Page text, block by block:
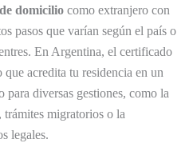
domicilio como extranjero con
pasos que varían según el país o
En Argentina, el certificado
acredita tu residencia en un
diversas gestiones, como la
trámites migratorios o la
legales.